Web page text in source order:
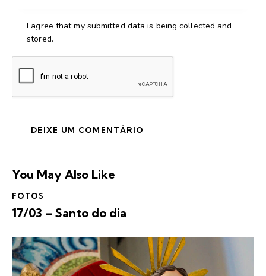
I agree that my submitted data is being collected and
stored.
You May Also Like
FOTOS
17/03 – Santo do dia